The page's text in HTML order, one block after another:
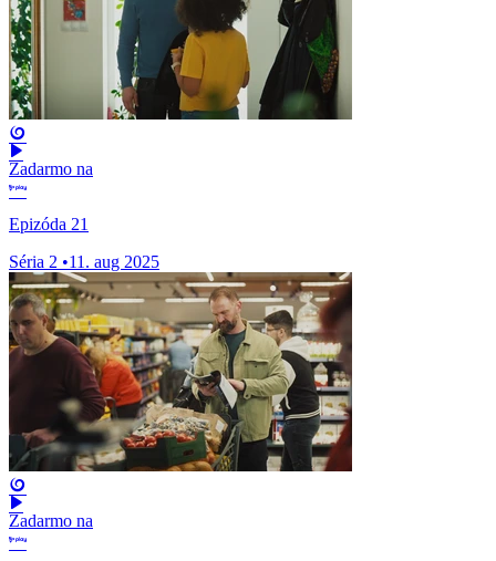
Zadarmo na
Epizóda 21
Séria 2 •11. aug 2025
Zadarmo na